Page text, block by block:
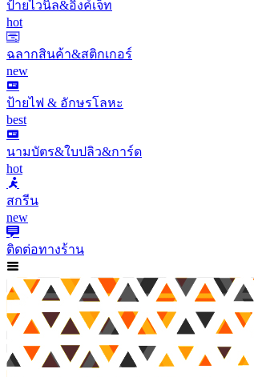
ป้ายไวนิล&อิงค์เจ็ท
hot
ฉลากสินค้า&สติกเกอร์
new
ป้ายไฟ & อักษรโลหะ
best
นามบัตร&ใบปลิว&การ์ด
hot
สกรีน
new
ติดต่อทางร้าน